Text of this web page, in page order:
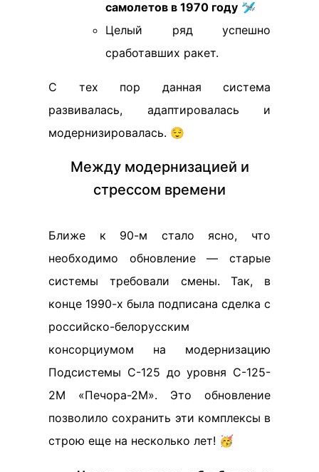
самолетов в 1970 году 🛩️
Целый ряд успешно
сработавших ракет.
С тех пор данная система
развивалась, адаптировалась и
модернизировалась. 😌
Между модернизацией и
стрессом времени
Ближе к 90-м стало ясно, что
необходимо обновление — старые
системы требовали смены. Так, в
конце 1990-х была подписана сделка с
российско-белорусским
консорциумом на модернизацию
Подсистемы С-125 до уровня С-125-
2М «Печора-2М». Это обновление
позволило сохранить эти комплексы в
строю еще на несколько лет! 🥳